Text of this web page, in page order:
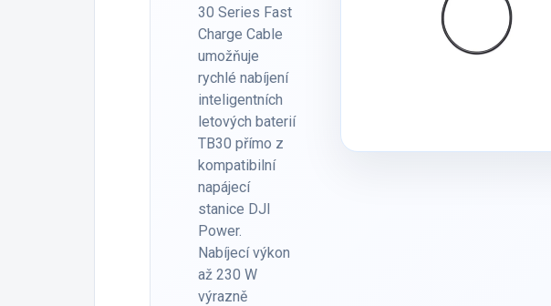
30 Series Fast
Charge Cable
umožňuje
rychlé nabíjení
inteligentních
letových baterií
TB30 přímo z
kompatibilní
napájecí
stanice DJI
Power.
Nabíjecí výkon
až 230 W
výrazně